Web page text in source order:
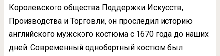
Королевского общества Поддержки Искусств,
Производства и Торговли, он проследил историю
английского мужского костюма с 1670 года до наших
дней. Современный однобортный костюм был